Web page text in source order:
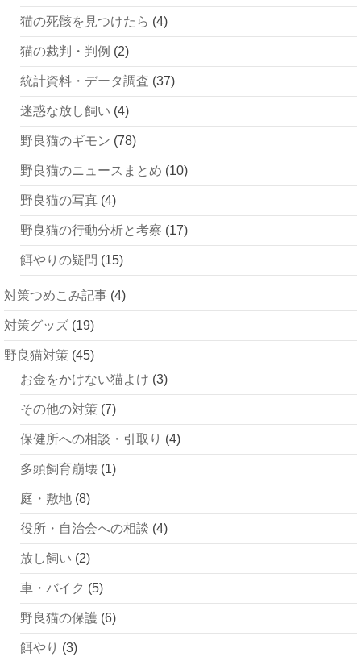
猫の死骸を見つけたら (4)
猫の裁判・判例 (2)
統計資料・データ調査 (37)
迷惑な放し飼い (4)
野良猫のギモン (78)
野良猫のニュースまとめ (10)
野良猫の写真 (4)
野良猫の行動分析と考察 (17)
餌やりの疑問 (15)
対策つめこみ記事 (4)
対策グッズ (19)
野良猫対策 (45)
お金をかけない猫よけ (3)
その他の対策 (7)
保健所への相談・引取り (4)
多頭飼育崩壊 (1)
庭・敷地 (8)
役所・自治会への相談 (4)
放し飼い (2)
車・バイク (5)
野良猫の保護 (6)
餌やり (3)